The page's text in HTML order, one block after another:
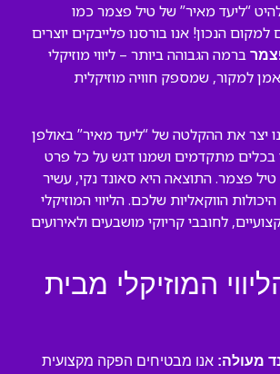
“ליעד מאיר” של טיל פצמר כמו
הנכון! אנו בורסנו פלייבקים יוצרים
ברמה הגבוהה ביותר – ליווי מוזיקלי
למקור, שמספק חוויה מוזיקלית
יצר את ההקלטה של “ליעד מאיר” באולפן
בכלים מתקדמים ושמנו דגש על כל פרט
טיל פצמר. התוצאה היא סאונד נקי, עשיר
הווקאליות שלכם. הליווי המוזיקלי
לחובבי קריוקי מושבעים ולאירועים
המוזיקלי מבית
מעולה: אנו מבטיחים הפקה מקצועית